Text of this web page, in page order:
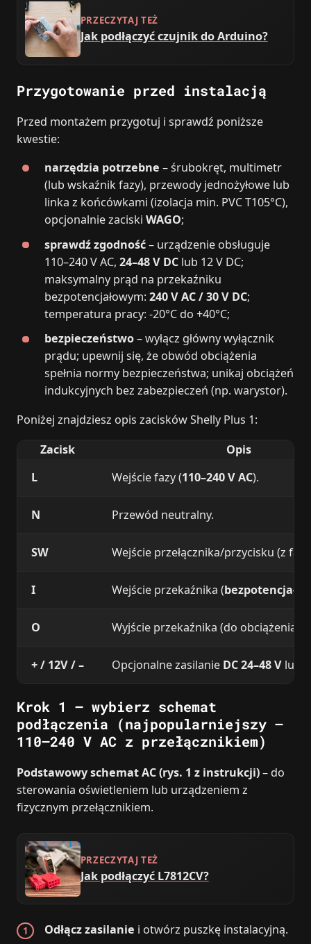
PRZECZYTAJ TEŻ
Jak podłączyć czujnik do Arduino?
Przygotowanie przed instalacją
Przed montażem przygotuj i sprawdź poniższe
kwestie:
narzędzia potrzebne – śrubokręt, multimetr
(lub wskaźnik fazy), przewody jednożyłowe lub
linka z końcówkami (izolacja min. PVC T105°C),
opcjonalnie zaciskiWAGO;
sprawdź zgodność– urządzenie obsługuje
110–240 V AC,24–48 V DC lub 12 V DC;
maksymalny prąd na przekaźniku
bezpotencjałowym:240 V AC / 30 V DC;
temperatura pracy: -20°C do +40°C;
bezpieczeństwo– wyłącz główny wyłącznik
prądu; upewnij się, że obwód obciążenia
spełnia normy bezpieczeństwa; unikaj obciążeń
indukcyjnych bez zabezpieczeń (np. warystor).
Poniżej znajdziesz opis zacisków Shelly Plus 1:
Zacisk
Opis
L
Wejście fazy (110–240 V AC).
N Przewód neutralny.
SW Wejście przełącznika/przycisku (z
I Wejście przekaźnika (
O Wyjście przekaźnika (do obciążenia).
+ / 12V / – Opcjonalne zasilanie DC 24–48 V lub
Krok 1 – wybierz schemat
podłączenia (najpopularniejszy –
110–240 V AC z przełącznikiem)
Podstawowy schemat AC (rys. 1 z instrukcji)– do
sterowania oświetleniem lub urządzeniem z
fizycznym przełącznikiem.
PRZECZYTAJ TEŻ
Jak podłączyć L7812CV?
Odłącz zasilanie i otwórz puszkę instalacyjną.